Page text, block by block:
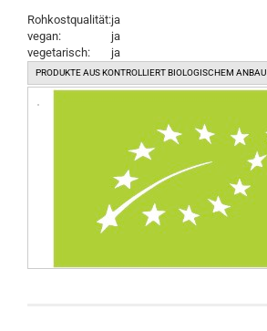
Rohkostqualität:ja
vegan:
ja
vegetarisch:
ja
PRODUKTE AUS KONTROLLIERT BIOLOGISCHEM ANBAU